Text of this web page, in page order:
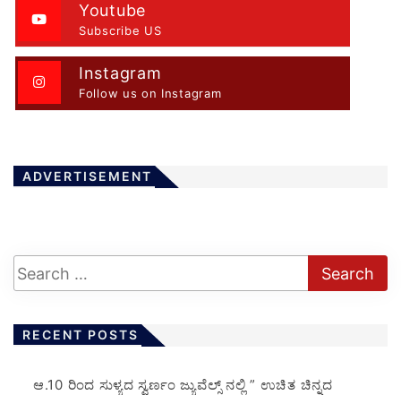
Youtube
Subscribe US
Instagram
Follow us on Instagram
ADVERTISEMENT
RECENT POSTS
ಆ.10 ರಿಂದ ಸುಳ್ಯದ ಸ್ವರ್ಣಂ ಜ್ಯುವೆಲ್ಸ್ ನಲ್ಲಿ ” ಉಚಿತ ಚಿನ್ನದ